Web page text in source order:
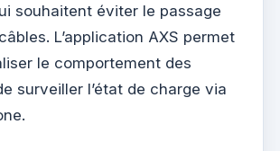
souhaitent éviter le passage
L’application AXS permet
le comportement des
surveiller l’état de charge via